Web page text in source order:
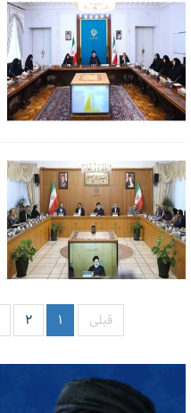
قبلی ۱ ۲